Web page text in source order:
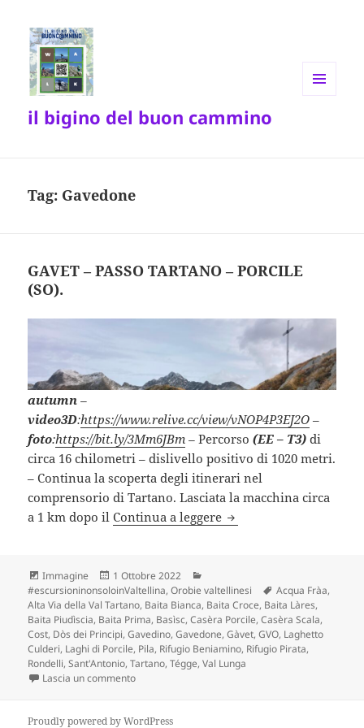
il bigino del buon cammino
Tag: Gavedone
GAVET – PASSO TARTANO – PORCILE
(SO).
autumn –
video3D:https://www.relive.cc/view/vNOP4P3EJ2O –
foto:https://bit.ly/3Mm6JBm – Percorso(EE – T3) di
circa 16 chilometri – dislivello positivo di 1020 metri.
– Continua la scoperta degli itinerari nel
comprensorio di Tartano. Lasciata la macchina circa
a 1 km dopo ilContinua a leggere GAVET – PASSO
Formato
Immagine
Scritto
il
1 Ottobre 2022
#escursioninonsoloinValtellina,Orobie valtellinesi Tag
Acqua Fràa,
Alta Via della Val Tartano, Baita Bianca, Baita Croce, Baita Làres,
Baita Piudìscia, Baita Prima, Basìsc,Casèra Porcile,Casèra Scala,
Cost, Dòs dei Principi,Gavedino,Gavedone,Gàvet,GVO, Laghetto
Culderi, Laghi di Porcile, Pila, Rifugio Beniamino, Rifugio Pirata,
Rondelli,Sant'Antonio,Tartano,Tégge,Val Lunga
Lascia un commentosu GAVET – PASSO TARTANO – PORCILE (SO).
Proudly powered by WordPress